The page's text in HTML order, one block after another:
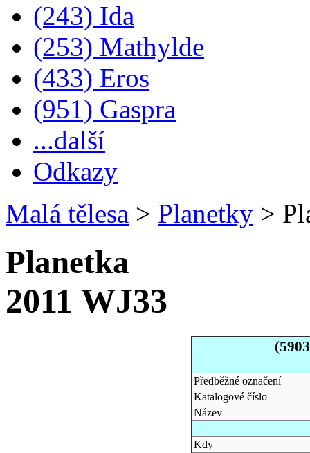
(243) Ida
(253) Mathylde
(433) Eros
(951) Gaspra
...další
Odkazy
Malá tělesa > Planetky >
Planetka
2011 WJ33
Předběžné označení
Katalogové číslo
Název
Kdy